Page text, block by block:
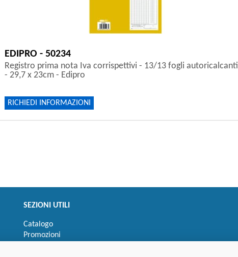
EDIPRO - 50234
Registro prima nota Iva corrispettivi - 13/13 fogli autoricalcanti
- 29,7 x 23cm - Edipro
RICHIEDI INFORMAZIONI
SEZIONI UTILI
Catalogo
Promozioni